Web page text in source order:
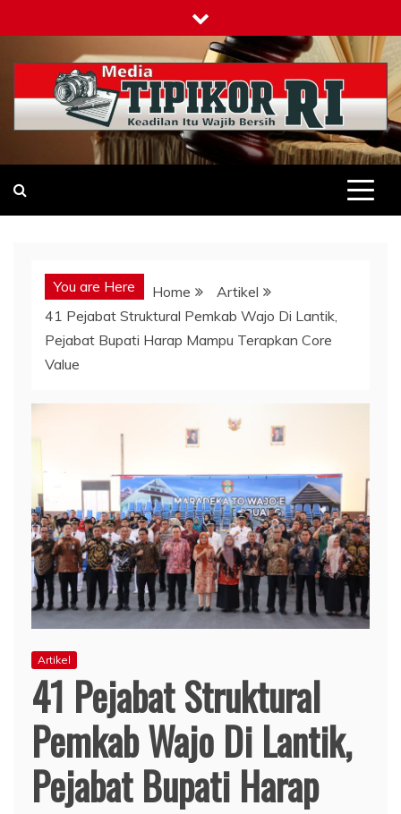
to
content
Tipikor-ri-online.my.id
Keadilan Itu Wajib Bersih
You are Here Home
Artikel
41 Pejabat Struktural Pemkab Wajo Di Lantik,
Pejabat Bupati Harap Mampu Terapkan Core
Value
Artikel
41 Pejabat Struktural
Pemkab Wajo Di Lantik,
Pejabat Bupati Harap